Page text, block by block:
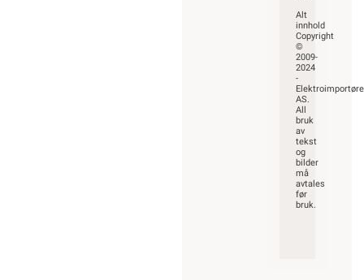
Alt
innhold
Copyright
©
2009-
2024
-
AS.
All
bruk
av
tekst
og
bilder
må
avtales
før
bruk.